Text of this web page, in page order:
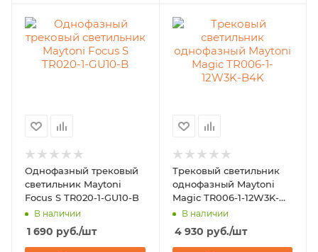
Однофазный трековый
светильник Maytoni
Focus S TR020-1-GU10-B
В наличии
1 690 руб./шт
Трековый светильник
однофазный Maytoni
Magic TR006-1-12W3K-
B4KВ наличии
4 930 руб./шт